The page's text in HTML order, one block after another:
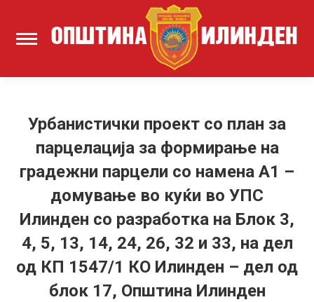
Урбанистички проект со план за
парцелација за формирање на
градежни парцели со намена А1 –
домување во куќи во УПС
Илинден со разработка на Блок 3,
4, 5, 13, 14, 24, 26, 32 и 33, на дел
од КП 1547/1 КО Илинден – дел од
блок 17, Општина Илинден